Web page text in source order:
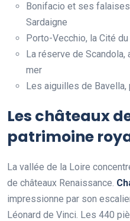
Bonifacio et ses
Sardaigne
Porto-Vecchio, la Cité
La réserve de
mer
Les aiguilles de Bavella,
Les châteaux
patrimoine
La vallée de la Loire
de châteaux Renaissance.
impressionne par son
Léonard de Vinci. Les 440